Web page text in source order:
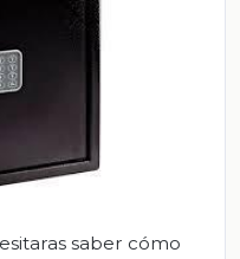
saber cómo